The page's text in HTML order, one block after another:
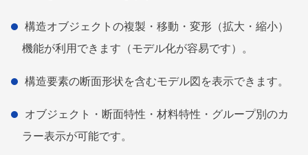
構造オブジェクトの複製・移動・変形（拡大・縮小）
機能が利用できます（モデル化が容易です）。
構造要素の断面形状を含むモデル図を表示できます。
オブジェクト・断面特性・材料特性・グループ別のカ
ラー表示が可能です。